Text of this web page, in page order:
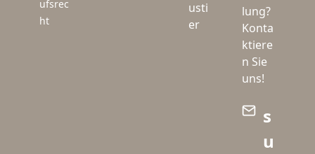
ufsrec
ht
usti
er
lung?
Konta
ktiere
n Sie
uns!
s
u